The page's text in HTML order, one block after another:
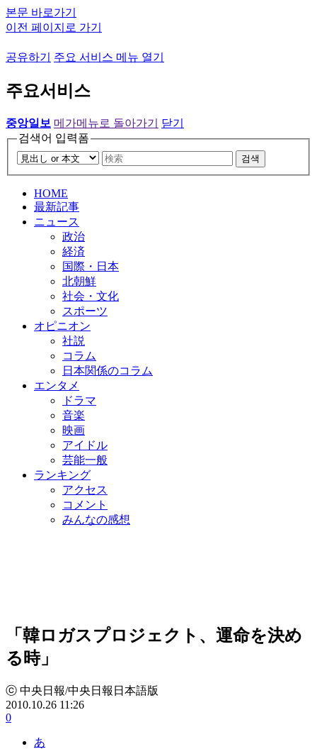
본문 바로가기
이전 페이지로 가기
공유하기 주요 서비스 메뉴 열기
주요서비스
중앙일보 메가메뉴로 돌아가기
닫기
검색어 입력폼
검색
HOME
最新記事
ニュース
政治
経済
国際・日本
北朝鮮
社会・文化
スポーツ
オピニオン
社説
コラム
日本関係のコラム
エンタメ
ドラマ
音楽
映画
アイドル
芸能一般
ランキング
アクセス
コメント
みんなの感想
「韓ロガスプロジェクト、運命を決め
る時」
ⓒ 中央日報/中央日報日本語版
2010.10.26 11:26
0
あ